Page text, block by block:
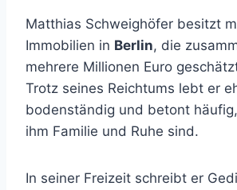
Matthias Schweighöfer besitzt
Immobilien in Berlin, die
mehrere Millionen Euro
Trotz seines Reichtums lebt er
bodenständig und betont
ihm Familie und Ruhe sind.
In seiner Freizeit schreibt er